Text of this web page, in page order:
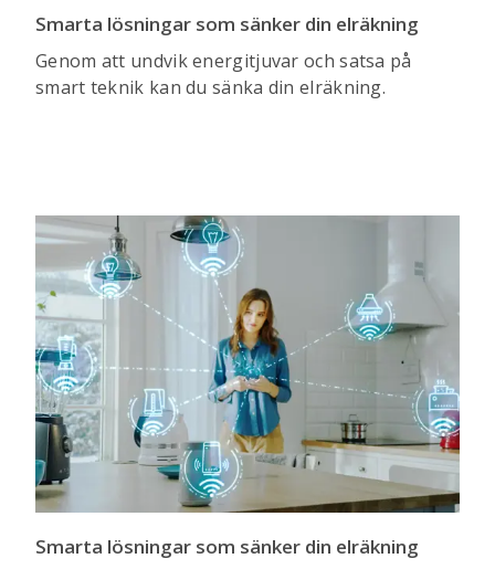
Smarta lösningar som sänker din elräkning
Genom att undvik energitjuvar och satsa på
smart teknik kan du sänka din elräkning.
Smarta lösningar som sänker din elräkning